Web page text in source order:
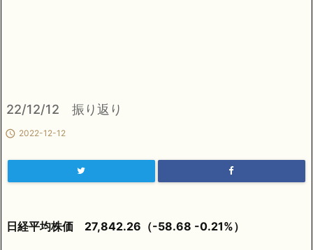
22/12/12 振り返り
 2022-12-12
日経平均株価 27,842.26（-58.68 -0.21%）